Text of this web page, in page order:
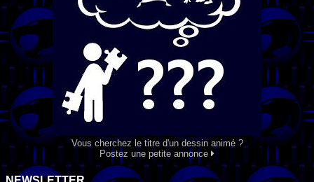
Vous cherchez le titre d'un dessin animé ?
Postez une petite annonce